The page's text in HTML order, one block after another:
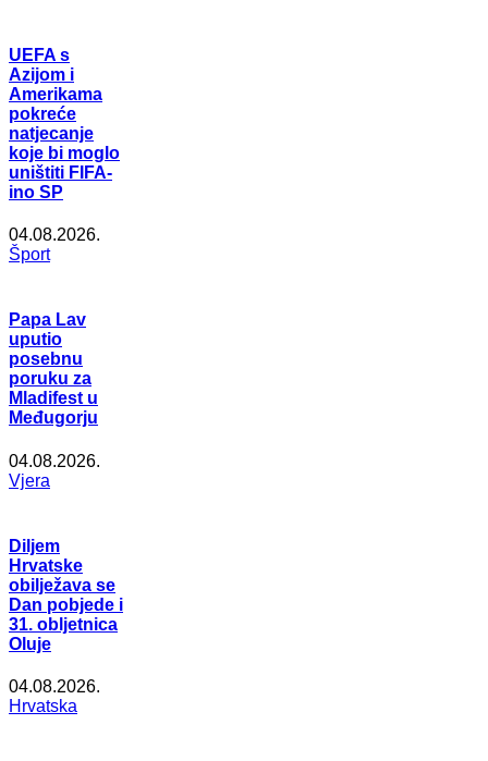
UEFA s
Azijom i
Amerikama
pokreće
natjecanje
koje bi moglo
uništiti FIFA-
ino SP
04.08.2026.
Šport
Papa Lav
uputio
posebnu
poruku za
Mladifest u
Međugorju
04.08.2026.
Vjera
Diljem
Hrvatske
obilježava se
Dan pobjede i
31. obljetnica
Oluje
04.08.2026.
Hrvatska